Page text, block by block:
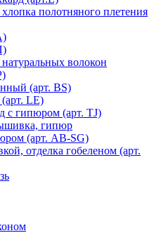
полотняного плетения
волокон
(арт. BS)
LE)
с гипюром (арт. TJ)
гипюр
(арт. AB-SG)
отделка гобеленом (арт.